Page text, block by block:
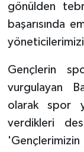
gönülden
başarısında
Gençlerin
vurgulayan
olarak spor
verdikleri